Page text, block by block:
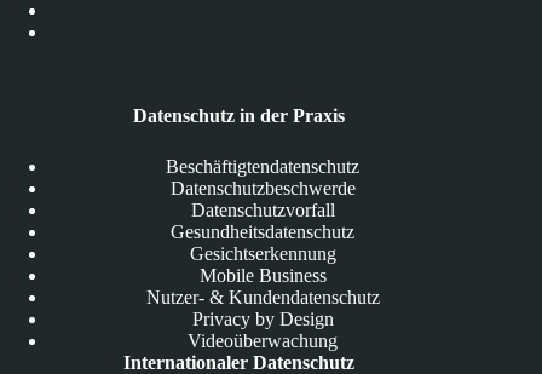
Datenschutz in der Praxis
Beschäftigtendatenschutz
Datenschutzbeschwerde
Datenschutzvorfall
Gesundheitsdatenschutz
Gesichtserkennung
Mobile Business
Nutzer- & Kundendatenschutz
Privacy by Design
Videoüberwachung
Internationaler Datenschutz